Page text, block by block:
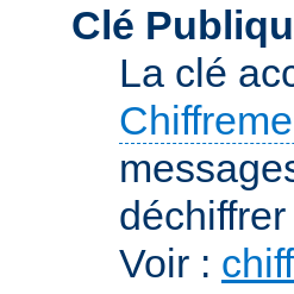
Clé
La clé
Voir :